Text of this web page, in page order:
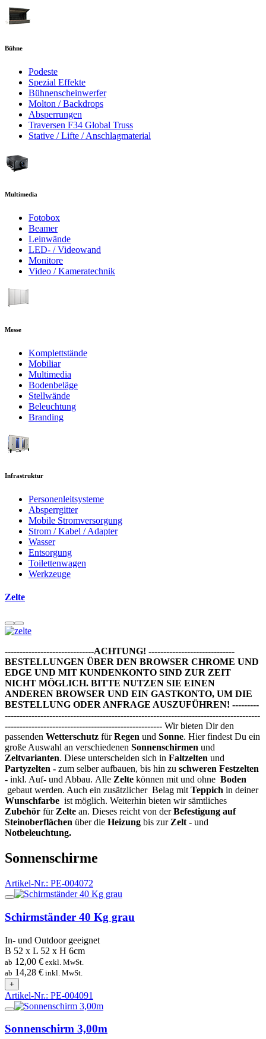
Bühne
Podeste
Spezial Effekte
Bühnenscheinwerfer
Molton / Backdrops
Absperrungen
Traversen F34 Global Truss
Stative / Lifte / Anschlagmaterial
Multimedia
Fotobox
Beamer
Leinwände
LED- / Videowand
Monitore
Video / Kameratechnik
Messe
Komplettstände
Mobiliar
Multimedia
Bodenbeläge
Stellwände
Beleuchtung
Branding
Infrastruktur
Personenleitsysteme
Absperrgitter
Mobile Stromversorgung
Strom / Kabel / Adapter
Wasser
Entsorgung
Toilettenwagen
Werkzeuge
Zelte
------------------------------ACHTUNG! -----------------------------
BESTELLUNGEN ÜBER DEN BROWSER CHROME UND
EDGE UND MIT KUNDENKONTO SIND ZUR ZEIT
NICHT MÖGLICH. BITTE NUTZEN SIE EINEN
ANDEREN BROWSER UND EIN GASTKONTO, UM DIE
BESTELLUNG ODER ANFRAGE AUSZUFÜHREN! ---------
--------------------------------------------------------------------------------------
----------------------------------------------------- Wir bieten Dir den
passenden Wetterschutz fürRegen und Sonne. Hier findest Du ein
große Auswahl an verschiedenen Sonnenschirmen und
Zeltvarianten. Diese unterscheiden sich in Faltzelten und
Partyzelten - zum selber aufbauen, bis hin zu schweren Festzelten
- inkl. Auf- und Abbau. Alle Zelte können mit und ohne Boden
gebaut werden. Auch ein zusätzlicher Belag mit Teppich in deiner
Wunschfarbe ist möglich. Weiterhin bieten wir sämtliches
Zubehör für Zelte an. Dieses reicht von derBefestigung auf
Steinoberflächen über die Heizung bis zur Zelt - und
Notbeleuchtung.
Sonnenschirme
Artikel-Nr.: PE-004072
Schirmständer 40 Kg grau
In- und Outdoor geeignet
B 52 x L 52 x H 6cm
ab 12,00 € exkl. MwSt.
ab 14,28 € inkl. MwSt.
+
Artikel-Nr.: PE-004091
Sonnenschirm 3,00m